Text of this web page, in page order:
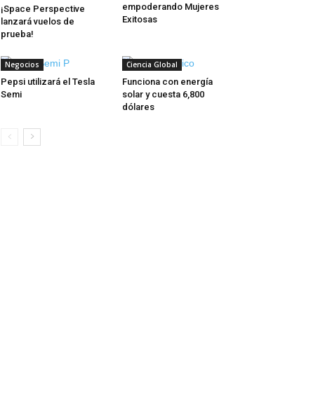
¡Space Perspective
lanzará vuelos de
prueba!
empoderando Mujeres
Exitosas
Negocios
Pepsi utilizará el Tesla
Semi
Ciencia Global
Funciona con energía
solar y cuesta 6,800
dólares